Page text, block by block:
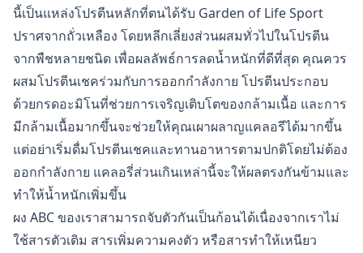
นี้เป็นแหล่งโปรตีนหลักที่ตนได้รับ Garden of Life Sport
ปราศจากถั่วเหลือง โดยหลีกเลี่ยงส่วนผสมทั่วไปในโปรตีน
จากพืชหลายชนิด เพื่อผลลัพธ์การลดน้ำหนักที่ดีที่สุด คุณควร
ผสมโปรตีนเชคร่วมกับการออกกำลังกาย โปรตีนประกอบ
ด้วยกรดอะมิโนที่ช่วยการเจริญเติบโตของกล้ามเนื้อ และการ
มีกล้ามเนื้อมากขึ้นจะช่วยให้คุณเผาผลาญแคลอรีได้มากขึ้น
แต่อย่าเริ่มดื่มโปรตีนเชคและทานอาหารตามปกติโดยไม่ต้อง
ออกกำลังกาย แคลอรี่ส่วนเกินเหล่านี้จะให้ผลตรงกันข้ามและ
ทำให้น้ำหนักเพิ่มขึ้น
ผง ABC ของเราสามารถจับตัวกันเป็นก้อนได้เนื่องจากเราไม่
ใช้สารตัวเติม สารเพิ่มความคงตัว หรือสารทำให้เหนียว